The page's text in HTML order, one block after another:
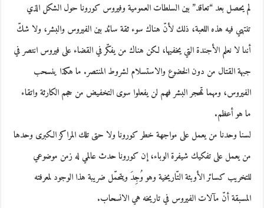
لم يحصل بعد “تعاقد” بين السلطات العمومية وفيروس كورونا حول الشكل الذي
تنتهي فيه هذه اللعبة، ذلك لأنّ هناك سوء ثقة سائد بين الفيروس والبشر، ولا شكّ
أننا لا نعلم الأجندة التي يخفيها، لكن هناك من يفكّر في القضاء على فيروس انتصر في
جبهة القتال من دون الخضوع والاستسلام لشروط المنتصر. ما هكذا ينسحب
الفيروس، ومهما تمحجر البشر فهم لن يفعلوا سوى التخفيض من حجم الكارثة واتقاء
ما هو أعظم.
لسنا وحدنا من يعمل على مواجهة خطر كورونا ولا حتى تلك المراكز الكبرى وحدها
من يعمل على تفكيك شيفرة الوباء، إن كورونا حدث عالمي له زمن موضوعي
للتخريب كسائر الأوبئة التّاريخية وهو وُجِدَ ويتحمّل ضريبة هذا الوجود لمعرفته
المسبقة أنّ مآلات الفيروس في تاريخه هي الانسحاب.